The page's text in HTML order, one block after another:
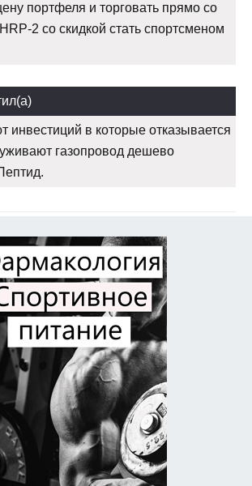
портфеля и торговать прямо со
2 со скидкой стать спортсменом
инвестиций в которые отказывается
газопровод дешево